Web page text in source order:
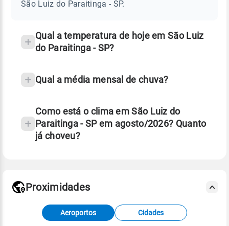
PARAITINGA
São Luiz do Paraitinga - SP.
Qual a temperatura de hoje em São Luiz
do Paraitinga - SP?
Qual a média mensal de chuva?
Como está o clima em São Luiz do
Paraitinga - SP em agosto/2026? Quanto
já choveu?
Fonte: dados combinados de estações
meteorológicas e satélite do Centro de Previsão
Proximidades
Aeroportos Cidades